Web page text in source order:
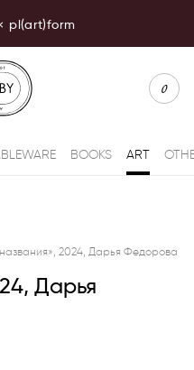
pl(art)form
Moscow
0
BOOKS ART
2024, Дарья Федорова
Дарья